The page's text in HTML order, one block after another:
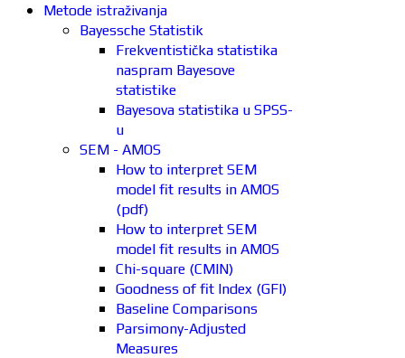
Metode istraživanja
Bayessche Statistik
Frekventistička statistika
naspram Bayesove
statistike
Bayesova statistika u SPSS-
u
SEM - AMOS
How to interpret SEM
model fit results in AMOS
(pdf)
How to interpret SEM
model fit results in AMOS
Chi-square (CMIN)
Goodness of fit Index (GFI)
Baseline Comparisons
Parsimony-Adjusted
Measures